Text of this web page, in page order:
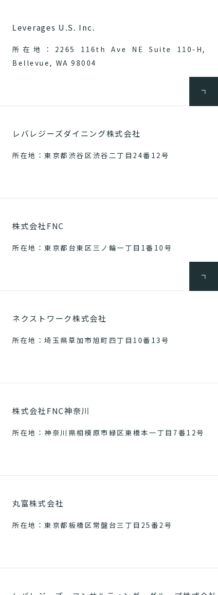
Leverages U.S. Inc.
所在地：2265 116th Ave NE Suite 110-H,
Bellevue, WA 98004
レバレジーズダイニング株式会社
所在地：東京都渋谷区渋谷二丁目24番12号
株式会社FNC
所在地：東京都台東区三ノ輪一丁目1番10号
ネクストワーク株式会社
所在地：埼玉県草加市旭町四丁目10番13号
株式会社FNC神奈川
所在地：神奈川県相模原市緑区東橋本一丁目7番12号
丸富株式会社
所在地：東京都板橋区常盤台三丁目25番2号